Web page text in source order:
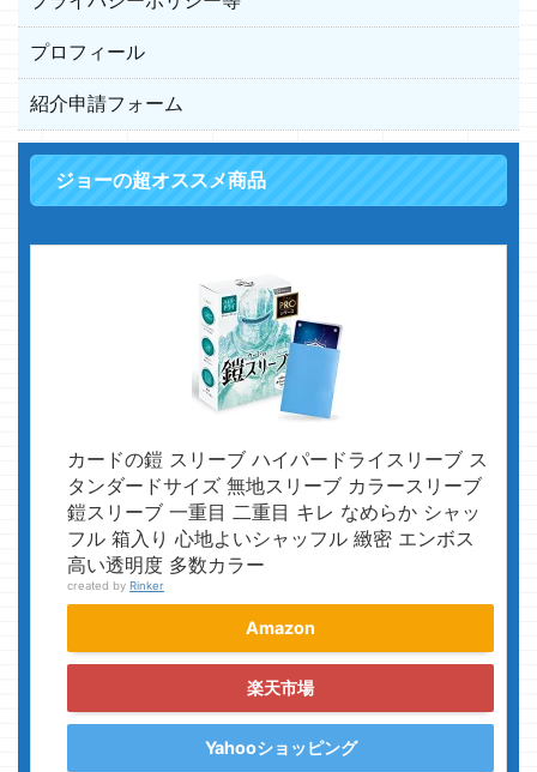
プロフィール
紹介申請フォーム
ジョーの超オススメ商品
カードの鎧 スリーブ ハイパードライスリーブ ス
タンダードサイズ 無地スリーブ カラースリーブ
鎧スリーブ 一重目 二重目 キレ なめらか シャッ
フル 箱入り 心地よいシャッフル 緻密 エンボス
高い透明度 多数カラー
created by Rinker
Amazon
楽天市場
Yahooショッピング